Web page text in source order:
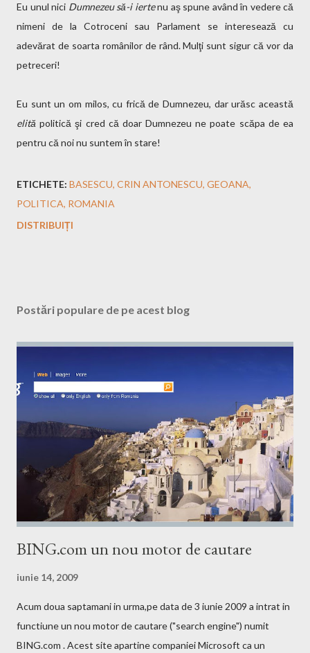
Eu unul nici Dumnezeu să-i iertenu aş spune având în vedere că
nimeni de la Cotroceni sau Parlament se interesează cu
adevărat de soarta românilor de rând. Mulţi sunt sigur că vor da
petreceri!
Eu sunt un om milos, cu frică de Dumnezeu, dar urăsc această
elită politică şi cred că doar Dumnezeu ne poate scăpa de ea
pentru că noi nu suntem în stare!
ETICHETE: BASESCU CRIN ANTONESCU GEOANA
POLITICA ROMANIA
DISTRIBUIȚI
Postări populare de pe acest blog
BING.com un nou motor de cautare
iunie 14, 2009
Acum doua saptamani in urma,pe data de 3 iunie 2009 a intrat in
functiune un nou motor de cautare ("search engine") numit
BING.com . Acest site apartine companiei Microsoft ca un